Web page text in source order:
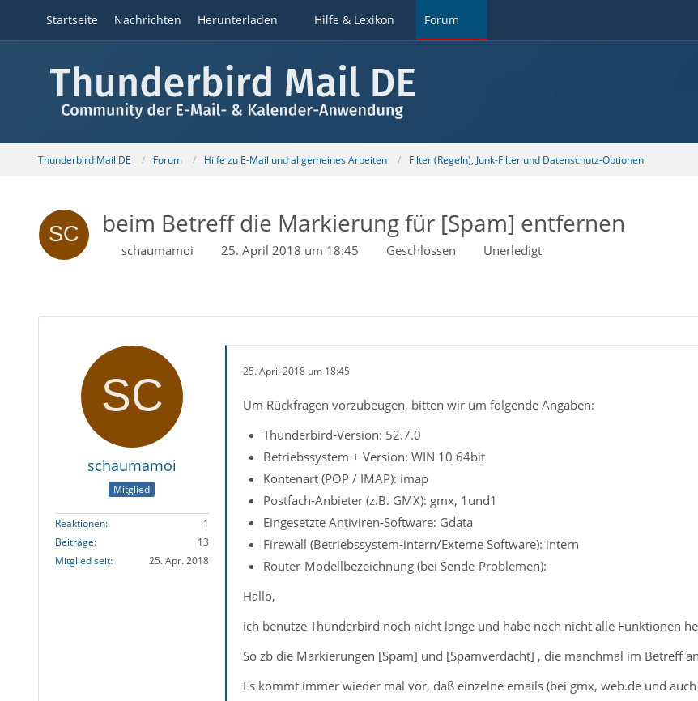
Startseite Nachrichten Herunterladen Hilfe & Lexikon Forum
Thunderbird Mail DE Forum Hilfe zu E-Mail und allgemeines Arbeiten Filter (Regeln), Junk-Filter und Datenschutz-Optionen
beim Betreff die Markierung für [Spam] entfernen
schaumamoi 25. April 2018 um 18:45 Geschlossen Unerledigt
schaumamoi
Mitglied
Reaktionen
1
Beiträge
13
Mitglied seit
25. Apr. 2018
25. April 2018 um 18:45
Um Rückfragen vorzubeugen, bitten wir um folgende Angaben:
Thunderbird-Version: 52.7.0
Betriebssystem + Version: WIN 10 64bit
Kontenart (POP / IMAP): imap
Postfach-Anbieter (z.B. GMX): gmx, 1und1
Eingesetzte Antiviren-Software: Gdata
Firewall (Betriebssystem-intern/Externe Software): intern
Router-Modellbezeichnung (bei Sende-Problemen):
Hallo,
ich benutze Thunderbird noch nicht lange und habe noch nicht alle Funktionen
So zb die Markierungen [Spam] und [Spamverdacht] , die manchmal im Betreff
Es kommt immer wieder mal vor, daß einzelne emails (bei gmx, web.de und